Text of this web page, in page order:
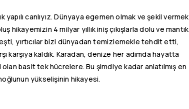
canlıyız. Dünyaya egemen olmak ve şekil vermek
4 milyar yıllık iniş çıkışlarla dolu ve mantık
yırtıcılar bizi dünyadan temizlemekle tehdit etti,
kaldık. Karadan, denize her adımda hayatta
basit tek hücrelere. Bu şimdiye kadar anlatılmış en
yükselişinin hikayesi.